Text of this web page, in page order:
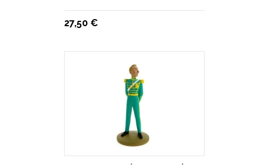
27,50 €